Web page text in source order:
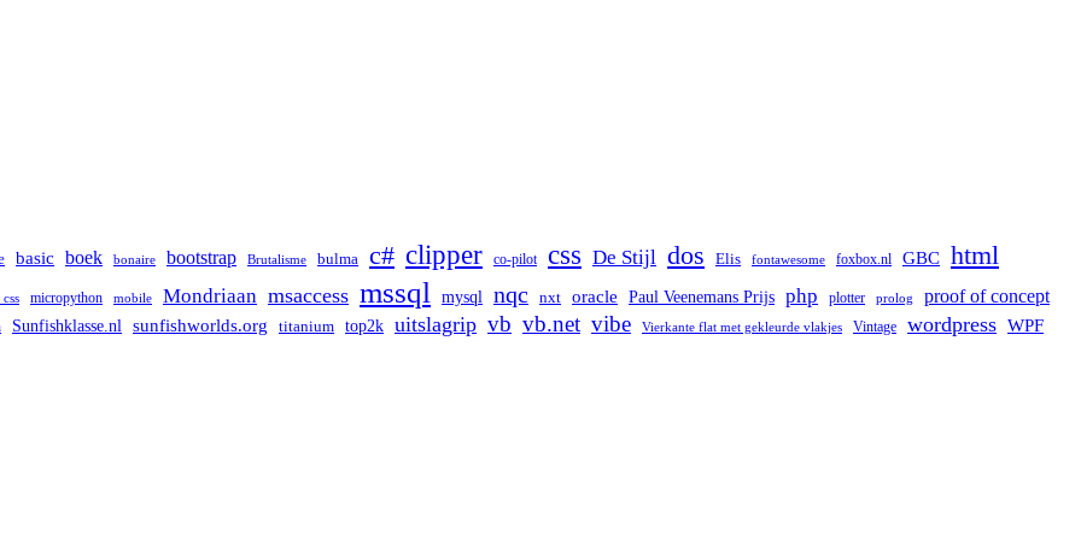
basic boek bonaire bootstrap Brutalisme bulma c# clipper co-pilot css De Stijl dos Elis fontawesome foxbox.nl GBC html
micropython mobile Mondriaan msaccess mssql mysql nqc nxt oracle Paul Veenemans Prijs php plotter prolog proof of concept
Sunfishklasse.nl sunfishworlds.org titanium top2k uitslagrip vb vb.net vibe Vierkante flat met gekleurde vlakjes Vintage wordpress WPF